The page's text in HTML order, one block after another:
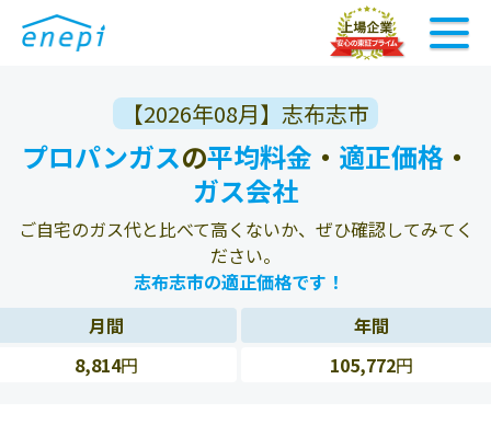
【2026年08月】志布志市
プロパンガスの平均料金 ・ 適正価格 ・
ガス会社
ご自宅のガス代と比べて高くないか、ぜひ確認してみてく
ださい。
志布志市の適正価格です！
月間
年間
8,814円 105,772円